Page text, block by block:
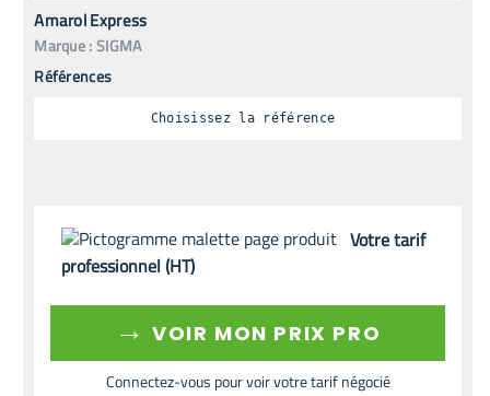
Amarol Express
Marque :SIGMA
Références
Choisissez la référence
Votre tarif
professionnel (HT)
→ VOIR MON PRIX PRO
Connectez-vous pour voir votre tarif négocié